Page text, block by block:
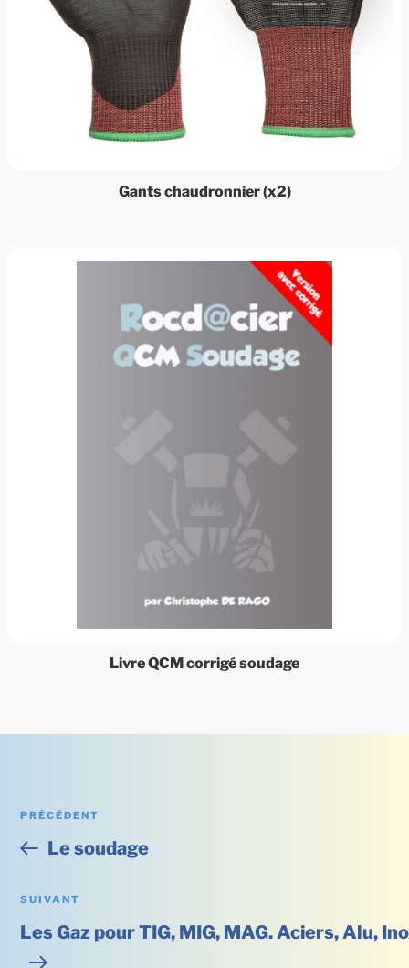
Gants chaudronnier (x2)
Livre QCM corrigé soudage
Navigation
de
l’article
Article
précédent
PRÉCÉDENT
Le soudage
Article
suivant
SUIVANT
Les Gaz pour TIG, MIG, MAG. Aciers, Alu,